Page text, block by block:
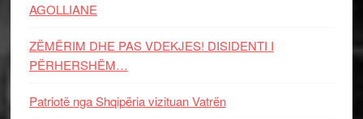
AGOLLIANE
ZËMËRIM DHE PAS VDEKJES! DISIDENTI I
PËRHERSHËM…
Patriotë nga Shqipëria vizituan Vatrën